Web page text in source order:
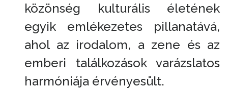
közönség kulturális életének
egyik emlékezetes pillanatává,
ahol az irodalom, a zene és az
emberi találkozások varázslatos
harmóniája érvényesült.